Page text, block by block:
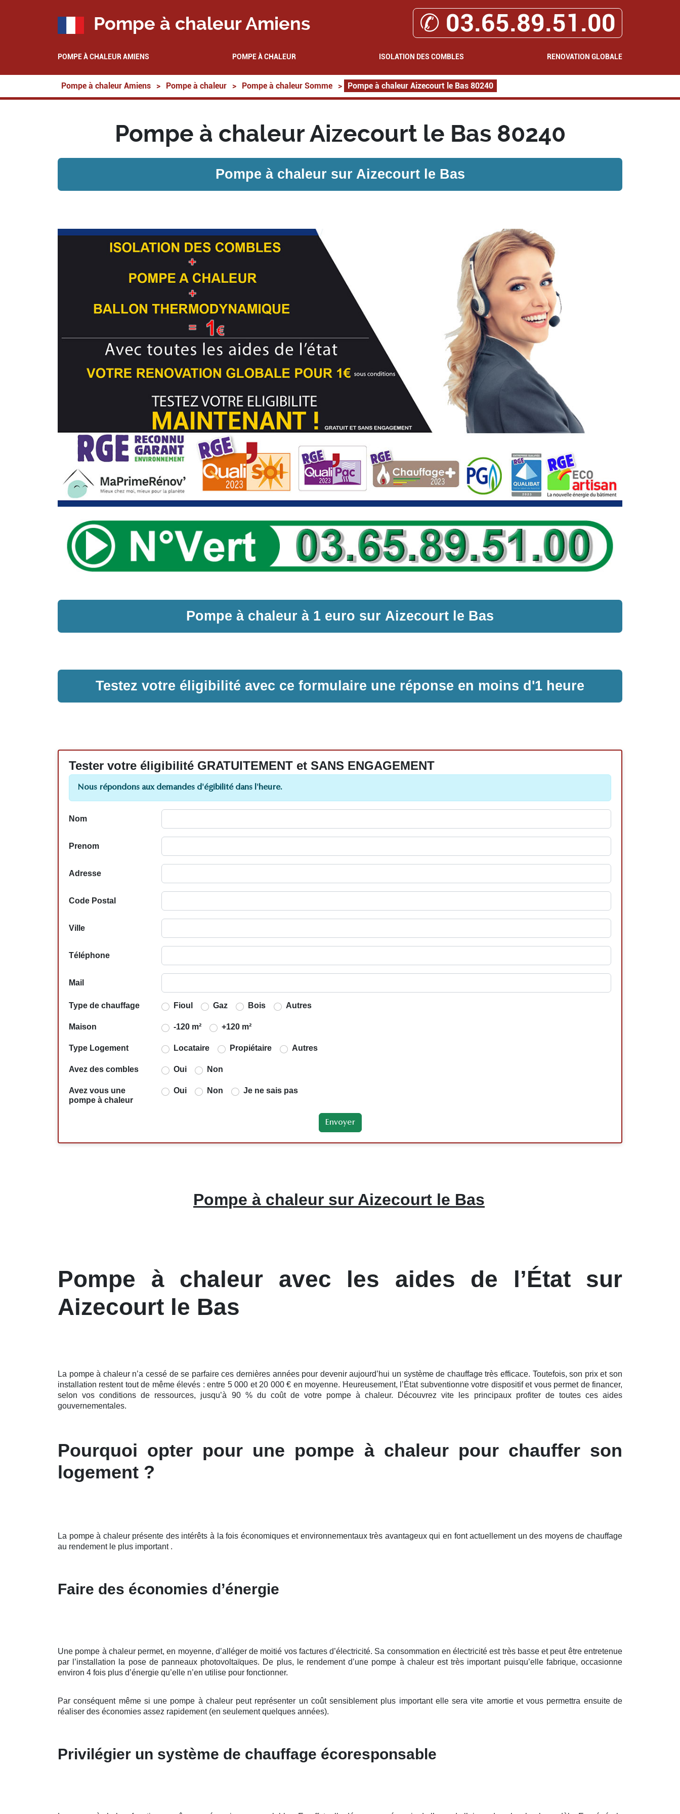
Pompe à chaleur Amiens ✆ 03.65.89.51.00
POMPE À CHALEUR AMIENS POMPE À CHALEUR ISOLATION DES COMBLES RENOVATION GLOBALE
Pompe à chaleur Amiens > Pompe à chaleur > Pompe à chaleur Somme > Pompe à chaleur Aizecourt le Bas 80240
Pompe à chaleur Aizecourt le Bas 80240
Pompe à chaleur sur Aizecourt le Bas
Pompe à chaleur à 1 euro sur Aizecourt le Bas
Testez votre éligibilité avec ce formulaire une réponse en moins d'1 heure
Tester votre éligibilité GRATUITEMENT et SANS ENGAGEMENT
Nous répondons aux demandes d'égibilité dans l'heure.
Nom
Prenom
Adresse
Code Postal
Ville
Téléphone
Mail
Type de chauffage Fioul Gaz Bois Autres
Maison -120 m² +120 m²
Type Logement Locataire Propiétaire Autres
Avez des combles Oui Non
Avez vous une
pompe à chaleur
Oui Non Je ne sais pas
Pompe à chaleur sur Aizecourt le Bas
Pompe à chaleur avec les aides de l’État sur
Aizecourt le Bas
La pompe à chaleur n’a cessé de se parfaire ces dernières années pour devenir aujourd’hui un système de chauffage très efficace. Toutefois, son prix et son
installation restent tout de même élevés : entre 5 000 et 20 000 € en moyenne. Heureusement, l’État subventionne votre dispositif et vous permet de financer,
selon vos conditions de ressources, jusqu’à 90 % du coût de votre pompe à chaleur. Découvrez vite les principaux profiter de toutes ces aides
gouvernementales.
Pourquoi opter pour une pompe à chaleur pour chauffer son
logement ?
La pompe à chaleur présente des intérêts à la fois économiques et environnementaux très avantageux qui en font actuellement un des moyens de chauffage
au rendement le plus important .
Faire des économies d’énergie
Une pompe à chaleur permet, en moyenne, d’alléger de moitié vos factures d’électricité. Sa consommation en électricité est très basse et peut être entretenue
par l’installation la pose de panneaux photovoltaïques. De plus, le rendement d’une pompe à chaleur est très important puisqu’elle fabrique, occasionne
environ 4 fois plus d’énergie qu’elle n’en utilise pour fonctionner.
Par conséquent même si une pompe à chaleur peut représenter un coût sensiblement plus important elle sera vite amortie et vous permettra ensuite de
réaliser des économies assez rapidement (en seulement quelques années).
Privilégier un système de chauffage écoresponsable